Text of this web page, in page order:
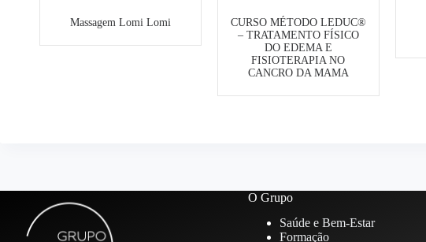
Massagem Lomi Lomi
CURSO MÉTODO LEDUC®
– TRATAMENTO FÍSICO
DO EDEMA E
FISIOTERAPIA NO
CANCRO DA MAMA
O Grupo
Saúde e Bem-Estar
Formação